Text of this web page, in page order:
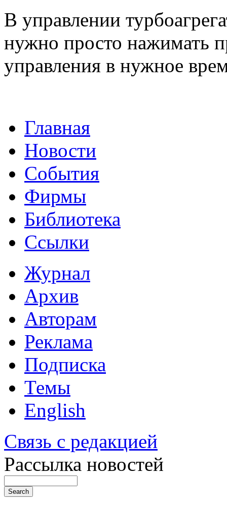
В управлении
нужно просто нажимать
управления в нужное
Главная
Новости
События
Фирмы
Библиотека
Ссылки
Журнал
Архив
Авторам
Реклама
Подписка
Темы
English
Связь с редакцией
Рассылка новостей